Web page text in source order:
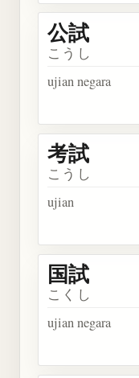
公試
こうし
ujian negara
考試
こうし
ujian
国試
こくし
ujian negara